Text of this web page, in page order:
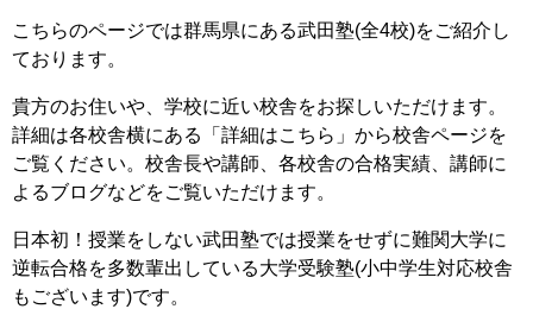
こちらのページでは群馬県にある武田塾(全4校)をご紹介し
ております。
貴方のお住いや、学校に近い校舎をお探しいただけます。
詳細は各校舎横にある「詳細はこちら」から校舎ページを
ご覧ください。校舎長や講師、各校舎の合格実績、講師に
よるブログなどをご覧いただけます。
日本初！授業をしない武田塾では授業をせずに難関大学に
逆転合格を多数輩出している大学受験塾(小中学生対応校舎
もございます)です。